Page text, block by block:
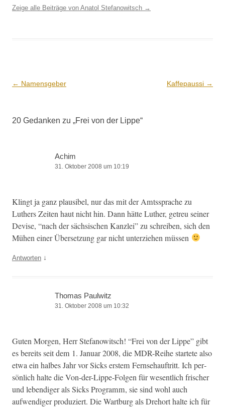
Zeige alle Beiträge von Anatol Stefanowitsch →
Beitrags-
← Namensgeber Kaffepaussi →
20 Gedanken zu „Frei von der Lippe“
Achim
31. Oktober 2008 um 10:19
Klingt ja ganz plau­si­bel, nur das mit der Amtssprache zu
Luthers Zeit­en haut nicht hin. Dann hätte Luther, getreu sein­er
Devise, “nach der säch­sis­chen Kan­zlei” zu schreiben, sich den
Mühen ein­er Über­set­zung gar nicht unterziehen müssen
Antworten ↓
Thomas Paulwitz
31. Oktober 2008 um 10:32
Guten Mor­gen, Herr Ste­fanow­itsch! “Frei von der Lippe” gibt
es bere­its seit dem 1. Jan­u­ar 2008, die MDR-Rei­he startete also
etwa ein halbes Jahr vor Sicks erstem Fernse­hauftritt. Ich per­
sön­lich halte die Von-der-Lippe-Fol­gen für wesentlich frisch­er
und lebendi­ger als Sicks Pro­gramm, sie sind wohl auch
aufwendi­ger pro­duziert. Die Wart­burg als Drehort halte ich für